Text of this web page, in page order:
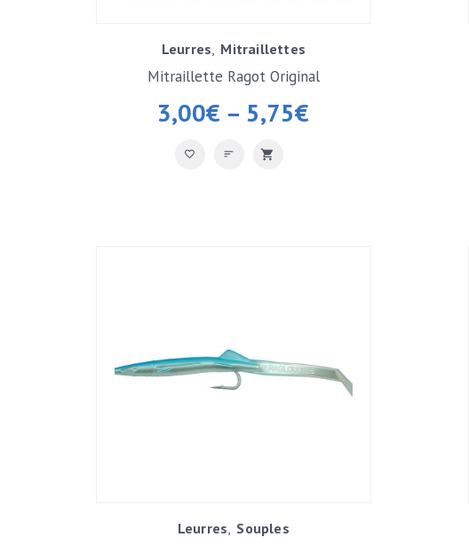
Leurres Mitraillettes
3,00€ – 5,75€
Mitraillette Ragot Original
Leurres Souples